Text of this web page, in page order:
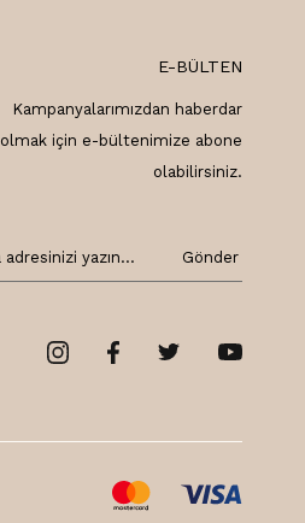
E-BÜLTEN
Kampanyalarımızdan haberdar
olmak için e-bültenimize abone
olabilirsiniz.
Gönder